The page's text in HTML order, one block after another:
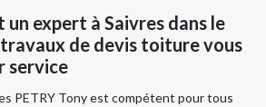
un expert à Saivres dans le
de devis toiture vous
service
PETRY Tony est compétent pour tous